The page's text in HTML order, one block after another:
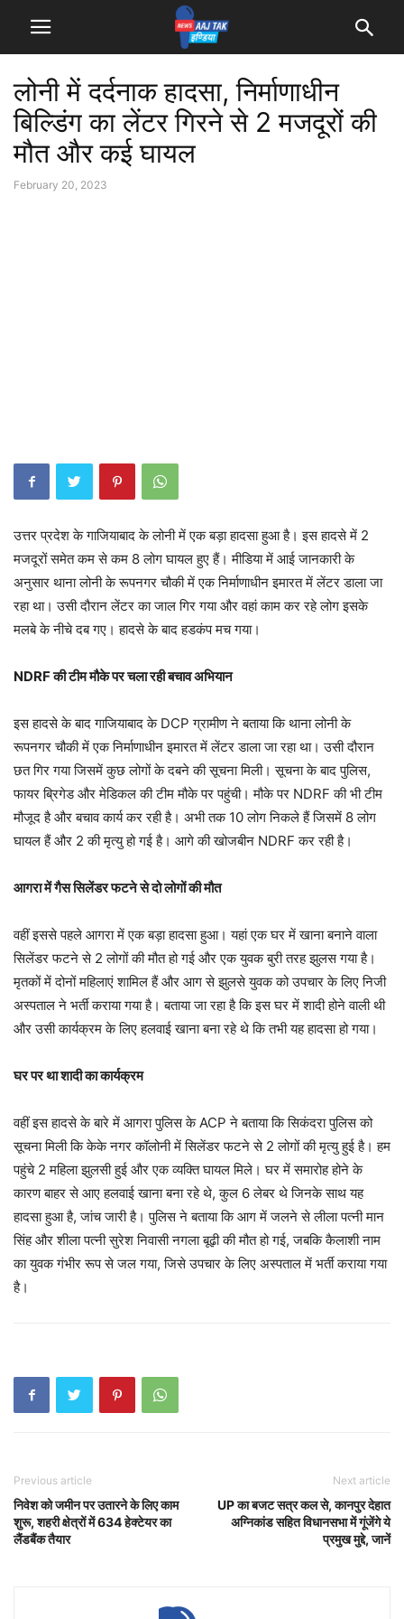
लोनी में दर्दनाक हादसा, निर्माणाधीन
बिल्डिंग का लेंटर गिरने से 2 मजदूरों की
मौत और कई घायल
February 20, 2023
उत्तर प्रदेश के गाजियाबाद के लोनी में एक बड़ा हादसा हुआ है। इस हादसे में 2
मजदूरों समेत कम से कम 8 लोग घायल हुए हैं। मीडिया में आई जानकारी के
अनुसार थाना लोनी के रूपनगर चौकी में एक निर्माणाधीन इमारत में लेंटर डाला जा
रहा था। उसी दौरान लेंटर का जाल गिर गया और वहां काम कर रहे लोग इसके
मलबे के नीचे दब गए। हादसे के बाद हडकंप मच गया।
NDRF की टीम मौके पर चला रही बचाव अभियान
इस हादसे के बाद गाजियाबाद के DCP ग्रामीण ने बताया कि थाना लोनी के
रूपनगर चौकी में एक निर्माणाधीन इमारत में लेंटर डाला जा रहा था। उसी दौरान
छत गिर गया जिसमें कुछ लोगों के दबने की सूचना मिली। सूचना के बाद पुलिस,
फायर ब्रिगेड और मेडिकल की टीम मौके पर पहुंची। मौके पर NDRF की भी टीम
मौजूद है और बचाव कार्य कर रही है। अभी तक 10 लोग निकले हैं जिसमें 8 लोग
घायल हैं और 2 की मृत्यु हो गई है। आगे की खोजबीन NDRF कर रही है।
आगरा में गैस सिलेंडर फटने से दो लोगों की मौत
वहीं इससे पहले आगरा में एक बड़ा हादसा हुआ। यहां एक घर में खाना बनाने वाला
सिलेंडर फटने से 2 लोगों की मौत हो गई और एक युवक बुरी तरह झुलस गया है।
मृतकों में दोनों महिलाएं शामिल हैं और आग से झुलसे युवक को उपचार के लिए निजी
अस्पताल ने भर्ती कराया गया है। बताया जा रहा है कि इस घर में शादी होने वाली थी
और उसी कार्यक्रम के लिए हलवाई खाना बना रहे थे कि तभी यह हादसा हो गया।
घर पर था शादी का कार्यक्रम
वहीं इस हादसे के बारे में आगरा पुलिस के ACP ने बताया कि सिकंदरा पुलिस को
सूचना मिली कि केके नगर कॉलोनी में सिलेंडर फटने से 2 लोगों की मृत्यु हुई है। हम
पहुंचे 2 महिला झुलसी हुई और एक व्यक्ति घायल मिले। घर में समारोह होने के
कारण बाहर से आए हलवाई खाना बना रहे थे, कुल 6 लेबर थे जिनके साथ यह
हादसा हुआ है, जांच जारी है। पुलिस ने बताया कि आग में जलने से लीला पत्नी मान
सिंह और शीला पत्नी सुरेश निवासी नगला बूढ़ी की मौत हो गई, जबकि कैलाशी नाम
का युवक गंभीर रूप से जल गया, जिसे उपचार के लिए अस्पताल में भर्ती कराया गया
है।
Previous article
निवेश को जमीन पर उतारने के लिए काम
शुरू, शहरी क्षेत्रों में 634 हेक्टेयर का
लैंडबैंक तैयार
Next article
UP का बजट सत्र कल से, कानपुर देहात
अग्निकांड सहित विधानसभा में गूंजेंगे ये
प्रमुख मुद्दे, जानें